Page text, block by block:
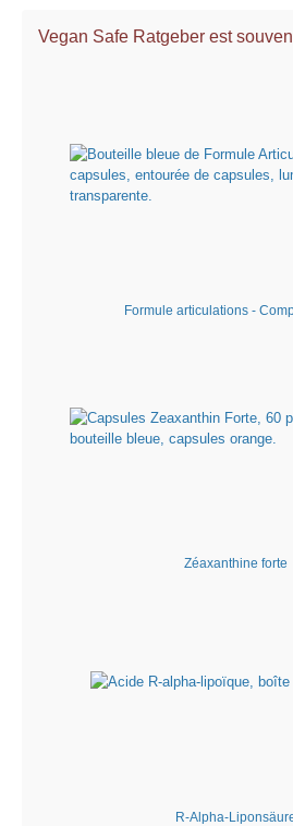
Vegan Safe Ratgeber est
Formule articulations -
Zéaxanthine forte
R-Alpha-